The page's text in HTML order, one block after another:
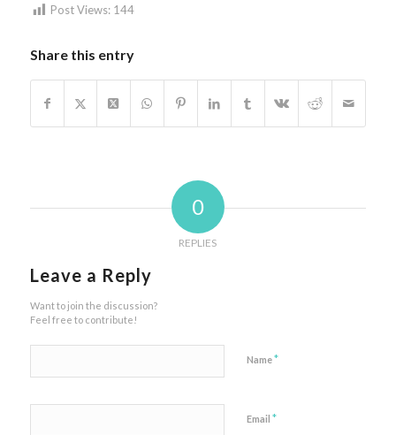
Post Views: 144
Share this entry
0
REPLIES
Leave a Reply
Want to join the discussion?
Feel free to contribute!
Name*
Email *